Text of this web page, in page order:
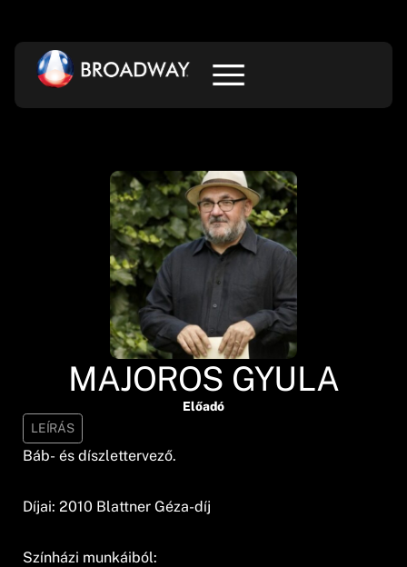
MAJOROS GYULA
Előadó
LEÍRÁS
Báb- és díszlettervező.
Díjai: 2010 Blattner Géza-díj
Színházi munkáiból: